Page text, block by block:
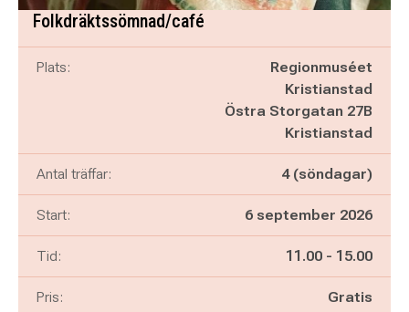
Folkdräktssömnad/café
Plats:
Regionmuséet
Kristianstad
Östra Storgatan 27B
Kristianstad
Antal träffar: 4 (söndagar)
Start: 6 september 2026
Tid: Pågår mellan
11.00 - och
15.00
Pris: Gratis